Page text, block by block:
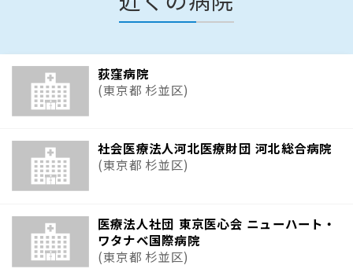
荻窪病院
(東京都 杉並区)
社会医療法人河北医療財団 河北総合病院
(東京都 杉並区)
医療法人社団 東京医心会 ニューハート・
ワタナベ国際病院
(東京都 杉並区)